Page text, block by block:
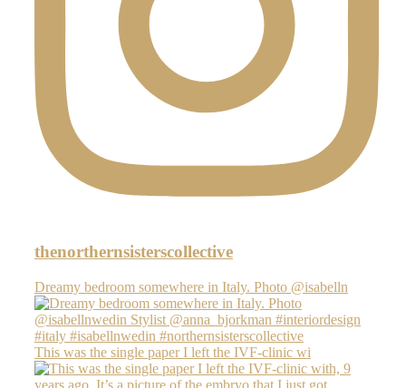
thenorthernsisterscollective
Dreamy bedroom somewhere in Italy. Photo @isabelln
This was the single paper I left the IVF-clinic wi